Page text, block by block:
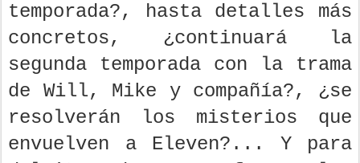
temporada?, hasta detalles más
concretos, ¿continuará la
segunda temporada con la trama
de Will, Mike y compañía?, ¿se
resolverán los misterios que
envuelven a Eleven?... Y para